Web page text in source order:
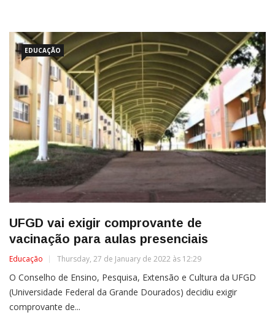
EDUCAÇÃO
UFGD vai exigir comprovante de
vacinação para aulas presenciais
Educação Thursday, 27 de January de 2022 às 12:29
O Conselho de Ensino, Pesquisa, Extensão e Cultura da UFGD
(Universidade Federal da Grande Dourados) decidiu exigir
comprovante de...